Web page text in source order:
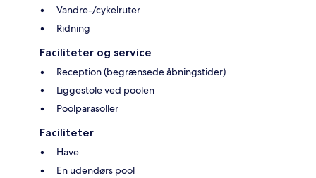
Vandre-/cykelruter
Ridning
Faciliteter og service
Reception (begrænsede åbningstider)
Liggestole ved poolen
Poolparasoller
Faciliteter
Have
En udendørs pool